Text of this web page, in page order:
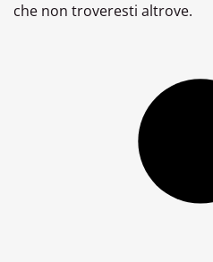
che non troveresti altrove.